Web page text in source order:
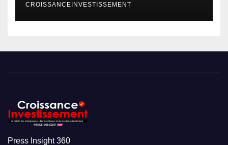
CROISSANCEINVESTISSEMENT
Press Insight 360